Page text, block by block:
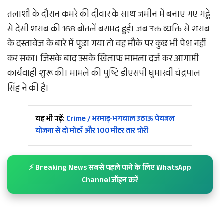
तलाशी के दौरान कमरे की दीवार के साथ जमीन में बनाए गए गड्ढे
से देसी शराब की 168 बोतलें बरामद हुई। जब उक्त व्यक्ति से शराब
के दस्तावेज के बारे में पूछा गया तो वह मौके पर कुछ भी पेश नहीं
कर सका। जिसके बाद उसके खिलाफ मामला दर्ज कर आगामी
कार्यवाही शुरू की। मामले की पुष्टि डीएसपी घुमारवीं चंद्रपाल
सिंह ने की है।
यह भी पढ़ें: Crime / भरमाड़-भगवाल उठाऊ पेयजल
योजना से दो मोटरें और 100 मीटर तार चोरी
⚡ Breaking News सबसे पहले पाने के लिए WhatsApp
Channel जॉइन करें